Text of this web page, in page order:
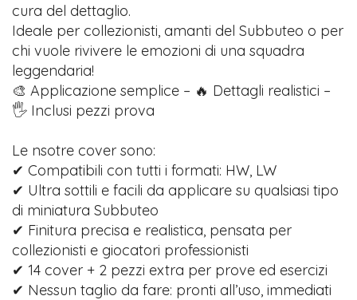
cura del dettaglio.
Ideale per collezionisti, amanti del Subbuteo o per
chi vuole rivivere le emozioni di una squadra
leggendaria!
🎨 Applicazione semplice – 🔥 Dettagli realistici –
🖐️ Inclusi pezzi prova
Le nsotre cover sono:
✔ Compatibili con tutti i formati: HW, LW
✔ Ultra sottili e facili da applicare su qualsiasi tipo
di miniatura Subbuteo
✔ Finitura precisa e realistica, pensata per
collezionisti e giocatori professionisti
✔ 14 cover + 2 pezzi extra per prove ed esercizi
✔ Nessun taglio da fare: pronti all’uso, immediati